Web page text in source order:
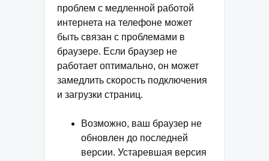
проблем с медленной работой
интернета на телефоне может
быть связан с проблемами в
браузере. Если браузер не
работает оптимально, он может
замедлить скорость подключения
и загрузки страниц.
Возможно, ваш браузер не
обновлен до последней
версии. Устаревшая версия